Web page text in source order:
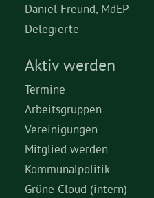
Daniel Freund, MdEP
Delegierte
Aktiv werden
Termine
Arbeitsgruppen
Vereinigungen
Mitglied werden
Kommunalpolitik
Grüne Cloud (intern)